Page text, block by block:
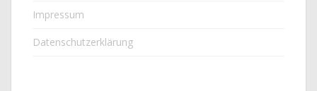
Impressum
Datenschutzerklärung